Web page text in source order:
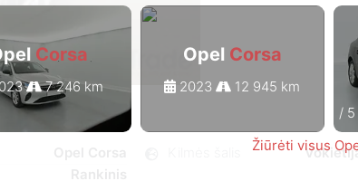
Corsa
7 246 km
Opel Corsa
2023 12 945 km
/ 5
Žiūrėti visus